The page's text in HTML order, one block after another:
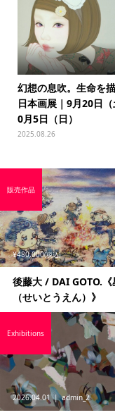
幻想の息吹。生命を
日本画展｜9月20日
0月5日（日）
2025.08.26
¥480,000(税込)
後藤大 / DAI GOTO.《
（せいとうえん）》
販売作品
2026.04.01 admin_2
Exhibitions